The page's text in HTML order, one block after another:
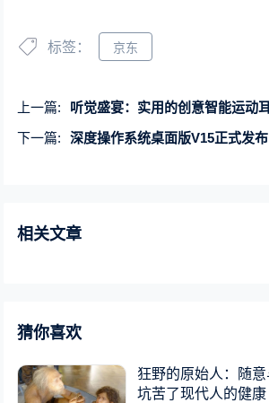
标签： 京东
上一篇:
听觉盛宴：实用的创意智能运动
下一篇:
深度操作系统桌面版V15正式发布 ——
相关文章
猜你喜欢
狂野的原始人：随
坑苦了现代人的健康